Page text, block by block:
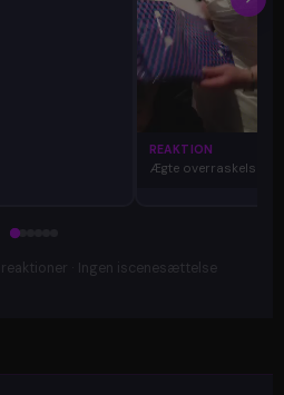
REAKTION
Ægte overraskelse
· Ingen iscenesættelse